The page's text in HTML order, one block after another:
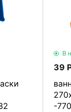
В
39
-